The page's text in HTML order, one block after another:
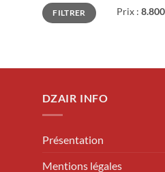
Prix
min
Prix
maxFILTRER Prix :
DZAIR INFO
Présentation
Mentions légales